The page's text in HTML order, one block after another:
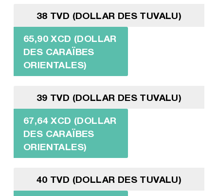
38 TVD (DOLLAR DES TUVALU)
65,90 XCD (DOLLAR
DES CARAÏBES
ORIENTALES)
39 TVD (DOLLAR DES TUVALU)
67,64 XCD (DOLLAR
DES CARAÏBES
ORIENTALES)
40 TVD (DOLLAR DES TUVALU)